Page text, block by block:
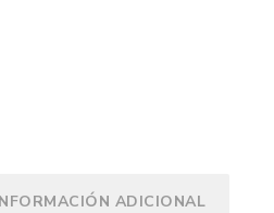
ADICIONAL